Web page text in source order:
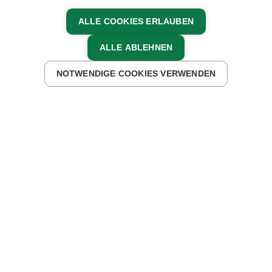
JETZT ANFRAGEN JETZT BUCHEN
IMPRESSUM DATENSCHUTZ
ALLE COOKIES ERLAUBEN
ALLE ABLEHNEN
NOTWENDIGE COOKIES VERWENDEN